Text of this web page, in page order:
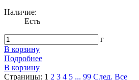
Наличие:
Есть
г
В корзину
Подробнее
В корзину
Страницы: 1 2 3 4 5 ... 99 След. Все